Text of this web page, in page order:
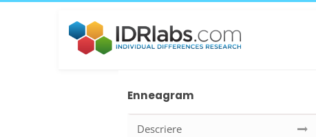
Enneagram
Descriere